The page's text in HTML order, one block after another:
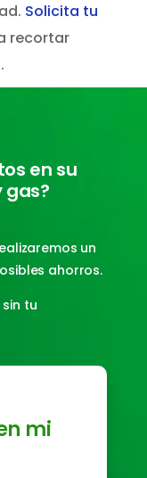
Solicita tu
recortar
en su
gas?
un
ahorros.
sin tu
mi